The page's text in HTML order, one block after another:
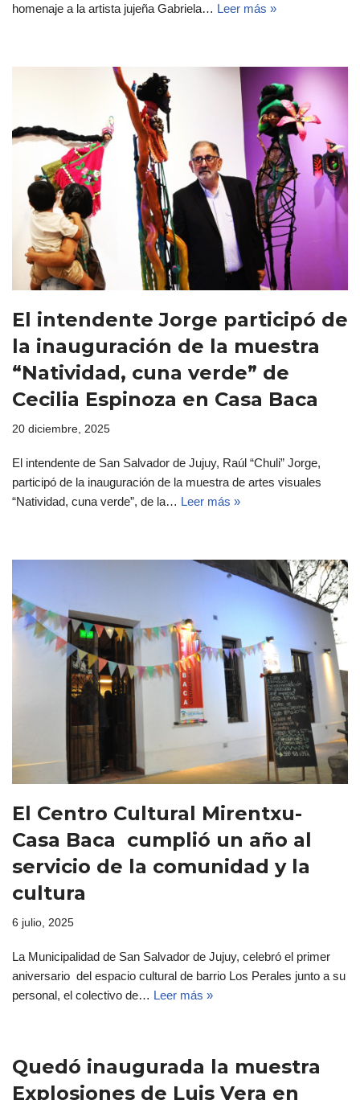
homenaje a la artista jujeña Gabriela… Leer más »
El intendente Jorge participó de
la inauguración de la muestra
“Natividad, cuna verde” de
Cecilia Espinoza en Casa Baca
20 diciembre, 2025
El intendente de San Salvador de Jujuy, Raúl “Chuli” Jorge,
participó de la inauguración de la muestra de artes visuales
“Natividad, cuna verde”, de la… Leer más »
El Centro Cultural Mirentxu-
Casa Baca cumplió un año al
servicio de la comunidad y la
cultura
6 julio, 2025
La Municipalidad de San Salvador de Jujuy, celebró el primer
aniversario del espacio cultural de barrio Los Perales junto a su
personal, el colectivo de… Leer más »
Quedó inaugurada la muestra
Explosiones de Luis Vera en